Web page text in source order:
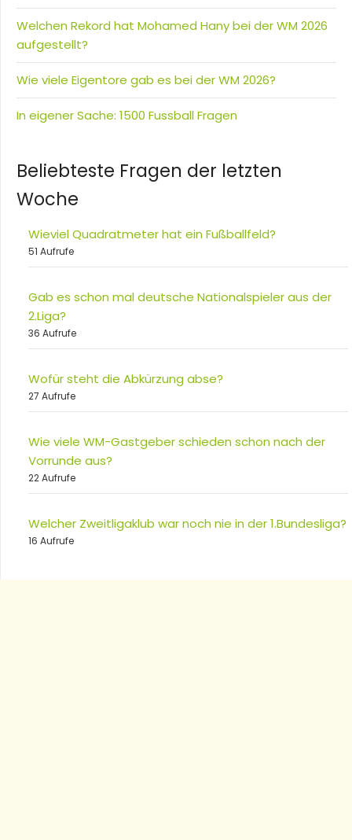
Welchen Rekord hat Mohamed Hany bei der WM 2026
aufgestellt?
Wie viele Eigentore gab es bei der WM 2026?
In eigener Sache: 1500 Fussball Fragen
Beliebteste Fragen der letzten
Woche
Wieviel Quadratmeter hat ein Fußballfeld?
51 Aufrufe
Gab es schon mal deutsche Nationalspieler aus der
2.Liga?
36 Aufrufe
Wofür steht die Abkürzung abse?
27 Aufrufe
Wie viele WM-Gastgeber schieden schon nach der
Vorrunde aus?
22 Aufrufe
Welcher Zweitligaklub war noch nie in der 1.Bundesliga?
16 Aufrufe